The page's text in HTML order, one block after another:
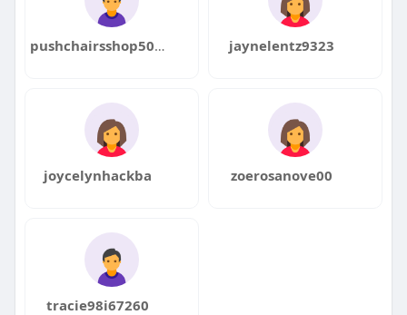
pushchairsshop5074 jaynelentz9323
joycelynhackba zoerosanove00
tracie98i67260